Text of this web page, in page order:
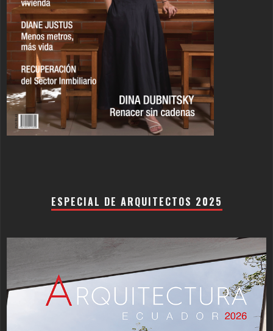
ESPECIAL DE ARQUITECTOS 2025